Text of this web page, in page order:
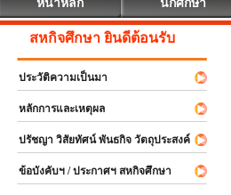
สหกิจศึกษา ยินดีต้อนรับ
ประวัติความเป็นมา
หลักการและเหตุผล
ปรัชญา วิสัยทัศน์ พันธกิจ วัตถุประสงค์
ข้อบังคับฯ / ประกาศฯ สหกิจศึกษา